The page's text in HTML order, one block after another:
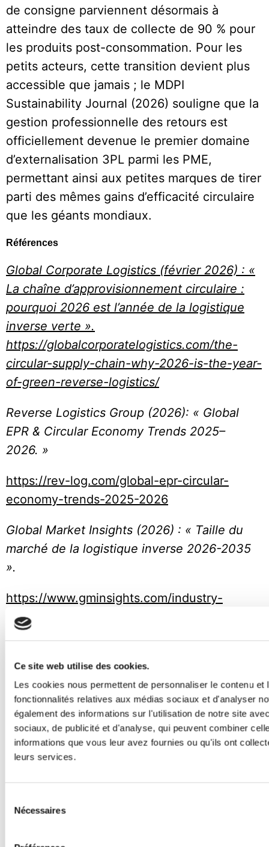
Ce site web utilise des cookies.
Les cookies nous permettent de personnaliser le contenu
fonctionnalités relatives aux médias sociaux et d'analyser
également des informations sur l'utilisation de notre site
sociaux, de publicité et d'analyse, qui peuvent combiner
informations que vous leur avez fournies ou qu'ils ont
leurs services.
Nécessaires
de consigne parviennent désormais à
atteindre des taux de collecte de 90 % pour
les produits post-consommation. Pour les
petits acteurs, cette transition devient plus
accessible que jamais ; le MDPI
Sustainability Journal (2026) souligne que la
gestion professionnelle des retours est
officiellement devenue le premier domaine
d’externalisation 3PL parmi les PME,
permettant ainsi aux petites marques de tirer
parti des mêmes gains d’efficacité circulaire
que les géants mondiaux.
Références
Global Corporate Logistics (février 2026) : «
La chaîne d’approvisionnement circulaire :
pourquoi 2026 est l’année de la logistique
inverse verte ».
https://globalcorporatelogistics.com/the-
circular-supply-chain-why-2026-is-the-year-
of-green-reverse-logistics/
Reverse Logistics Group (2026): « Global
EPR & Circular Economy Trends 2025–
2026. »
https://rev-log.com/global-epr-circular-
economy-trends-2025-2026
Global Market Insights (2026) : « Taille du
marché de la logistique inverse 2026-2035
».
https://www.gminsights.com/industry-
analysis/reverse-logistics-market
les PME : une étude utilisant une approche
mixte ». https://www.mdpi.com/2071-
1050/17/16/7361
← Previous:
moteur